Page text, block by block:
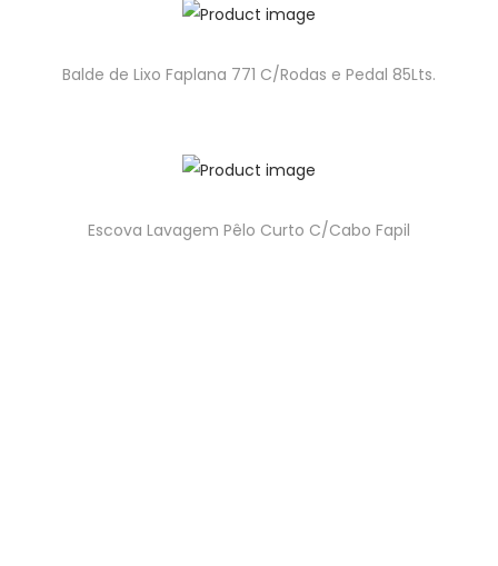
Balde de Lixo Faplana 771 C/Rodas e Pedal 85Lts.
Escova Lavagem Pêlo Curto C/Cabo Fapil